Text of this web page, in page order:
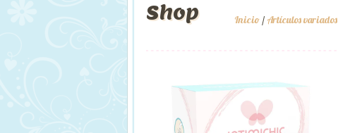
Inicio / Artículos variados
Shop